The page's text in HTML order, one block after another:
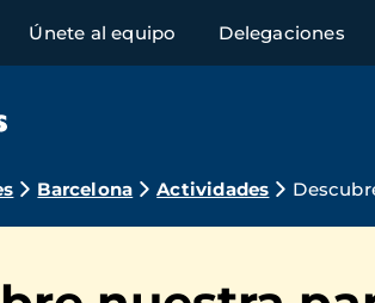
Únete al equipo Delegaciones
Barcelona Actividades